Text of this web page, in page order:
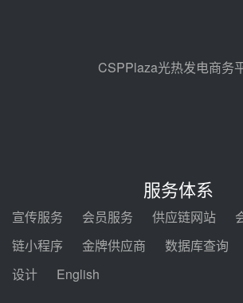
格局
昨天 08-05 09:11
锅中标格尔木项目
甘肃建投安装公
瓜州、博州光热项
CSPPlaza光热发电商务
服务体系
宣传服务 会员服务 供应链网站
链小程序
金牌供应商 数据库查询
设计
English